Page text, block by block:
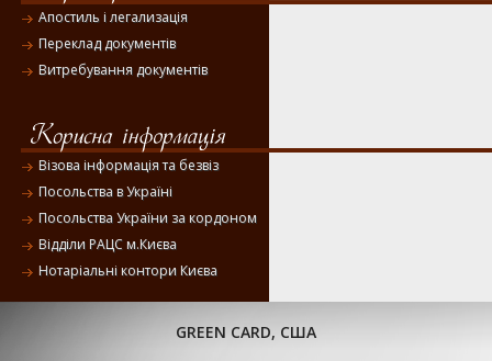
Апостиль і легализація
Переклад документів
Витребування документів
Візова інформація та безвіз
Посольства в Україні
Посольства України за кордоном
Відділи РАЦС м.Києва
Нотаріальні контори Києва
GREEN CARD, США